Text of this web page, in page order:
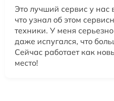
Это лучший сервис у нас
что узнал об этом
техники. У меня
даже испугался, что
Сейчас работает как
место!